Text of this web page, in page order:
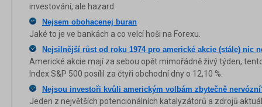
investování, ale hazard.
Nejsem obohacenej buran
Jaké to je ve bankách a co velcí hoši na Forexu.
Nejsilnější růst od roku 1974 pro americké akcie (stále) nic
Americké akcie mají za sebou opět mimořádně živý týden,
Index S&P 500 posílil za čtyři obchodní dny o 12,10 %.
Nejsou investoři kvůli americkým volbám zbytečně
Jeden z největších potencionálních katalyzátorů a zdrojů